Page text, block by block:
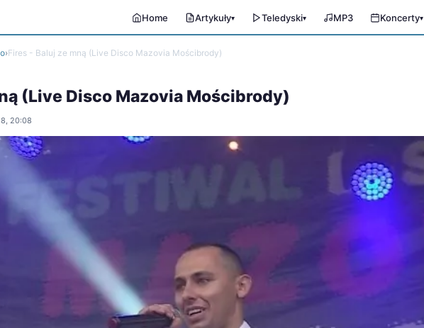
Home Artykuły▾ Teledyski▾ MP3 Koncerty▾
›Fires - Baluj ze mną (Live Disco Mazovia Mościbrody)
(Live Disco Mazovia Mościbrody)
20:08